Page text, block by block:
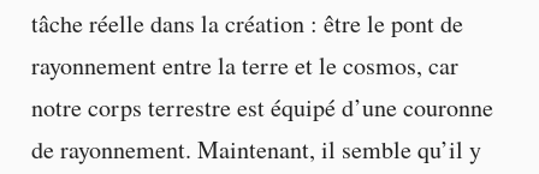
tâche réelle dans la création : être le pont de
rayonnement entre la terre et le cosmos, car
notre corps terrestre est équipé d’une couronne
de rayonnement. Maintenant, il semble qu’il y